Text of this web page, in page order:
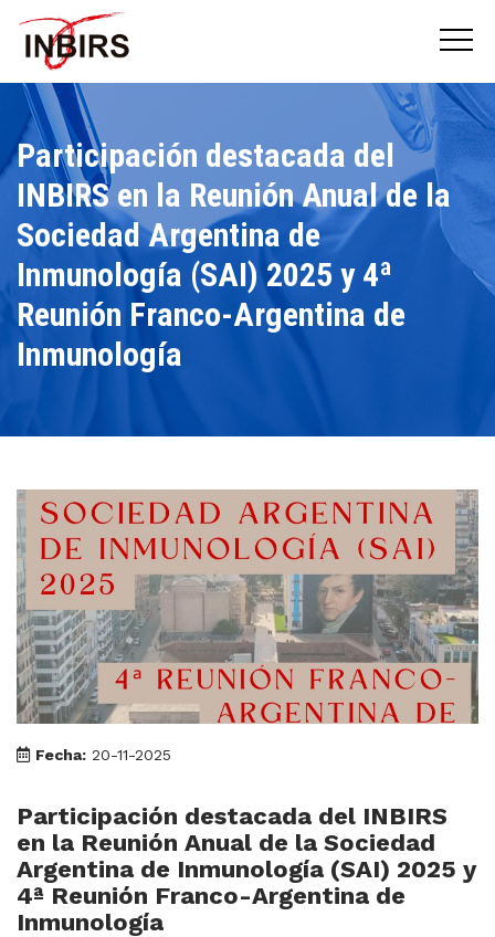
Participación destacada del
INBIRS en la Reunión Anual de la
Sociedad Argentina de
Inmunología (SAI) 2025 y 4ª
Reunión Franco-Argentina de
Inmunología
Fecha: 20-11-2025
Participación destacada del INBIRS
en la Reunión Anual de la Sociedad
Argentina de Inmunología (SAI) 2025 y
4ª Reunión Franco-Argentina de
Inmunología